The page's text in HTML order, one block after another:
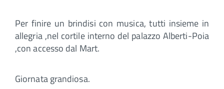
Per finire un brindisi con musica, tutti insieme in
allegria ,nel cortile interno del palazzo Alberti-Poia
,con accesso dal Mart.
Giornata grandiosa.